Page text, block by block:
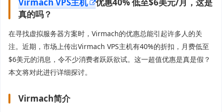
真的吗？
在寻找虚拟服务器方案时，Virmach的优惠总能引起许多人的关
注。近期，市场上传出Virmach VPS主机有40%的折扣，月费低至
$6美元的消息，令不少消费者跃跃欲试。这一超值优惠是真是假？
本文将对此进行详细探讨。
Virmach简介